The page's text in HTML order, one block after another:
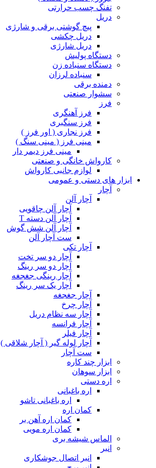
تفنگ چسب حرارتی
دریل
پیچ گوشتی برقی و شارژی
دریل چکشی
دریل شارژی
دستگاه پولیش
دستگاه سنباده زن
سنباده لرزان
دمنده برقی
سشوار صنعتی
فرز
فرز آهنگری
فرز سنگبری
فرز نجاری ( اور فرز )
مینی فرز ( مینی سنگ )
مینی فرز دیمر دار
کارواش خانگی و صنعتی
لوازم جانبی کارواش
ابزار های دستی و عمومی
آچار
آچار آلن
آچار آلن چاقویی
آچار آلن دسته T
آچار آلن شش گوش
ست آچار آلن
آچار تکی
آچار دو سر تخت
آچار دو سر رینگ
آچار رینگی جغجغه
آچار یک سر رینگ
آچار جغجغه
آچار چرخ
آچار سه نظام دریل
آچار فرانسه
آچار فیلر
آچار لوله گیر ( آچار شلاقی )
ست آچار
ابزار چند کاره
ابزار سوهان
اره دستی
اره باغبانی
اره باغبانی تاشو
کمان اره
کمان اره آهن بر
کمان اره مویی
الماس شیشه بری
انبر
انبر اتصال جوشکاری